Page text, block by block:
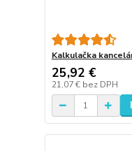
Kalkulačka
25,92 €
21,07 € bez DPH